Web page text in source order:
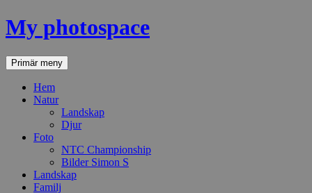
Hoppa
till
My photospace
SökPrimär meny
Hem
Natur
Landskap
Djur
Foto
NTC Championship
Bilder Simon S
Landskap
Familj